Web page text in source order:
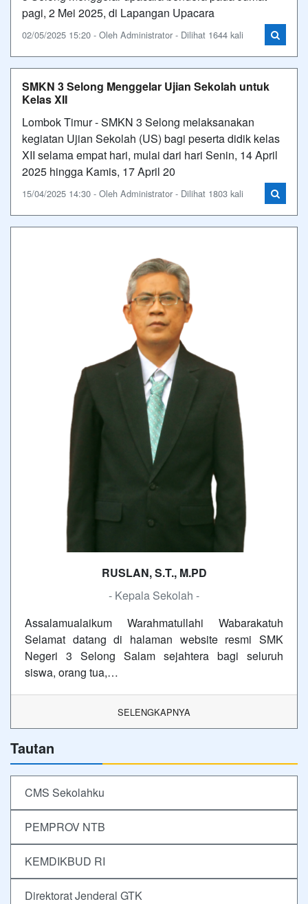
pagi, 2 Mei 2025, di Lapangan Upacara
02/05/2025 15:20 - Oleh Administrator - Dilihat 1644 kali
SMKN 3 Selong Menggelar Ujian Sekolah untuk
Kelas XII
Lombok Timur - SMKN 3 Selong melaksanakan
kegiatan Ujian Sekolah (US) bagi peserta didik kelas
XII selama empat hari, mulai dari hari Senin, 14 April
2025 hingga Kamis, 17 April 20
15/04/2025 14:30 - Oleh Administrator - Dilihat 1803 kali
RUSLAN, S.T., M.PD
- Kepala Sekolah -
Assalamualaikum Warahmatullahi Wabarakatuh
Selamat datang di halaman website resmi SMK
Negeri 3 Selong Salam sejahtera bagi seluruh
siswa, orang tua,…
SELENGKAPNYA
Tautan
CMS Sekolahku
PEMPROV NTB
KEMDIKBUD RI
Direktorat Jenderal GTK